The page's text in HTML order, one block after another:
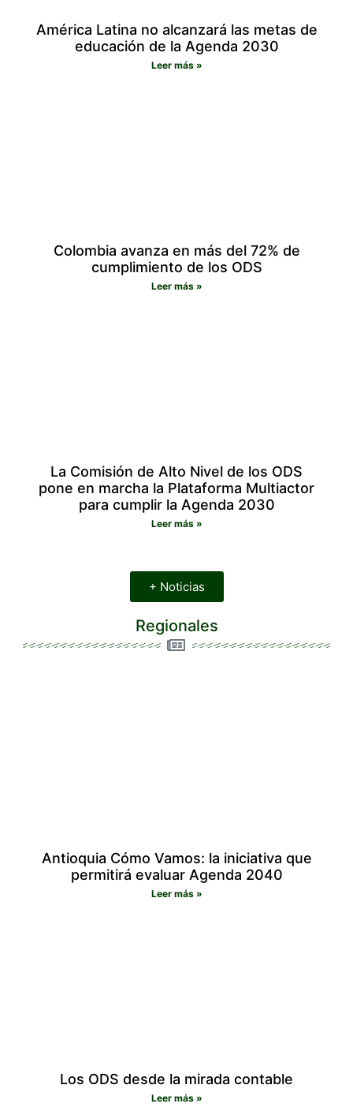
América Latina no alcanzará las metas de
educación de la Agenda 2030
Leer más »
Colombia avanza en más del 72% de
cumplimiento de los ODS
Leer más »
La Comisión de Alto Nivel de los ODS
pone en marcha la Plataforma Multiactor
para cumplir la Agenda 2030
Leer más »
+ Noticias
Regionales
Antioquia Cómo Vamos: la iniciativa que
permitirá evaluar Agenda 2040
Leer más »
Los ODS desde la mirada contable
Leer más »